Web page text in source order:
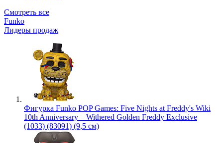
Смотреть все
Funko
Лидеры продаж
Фигурка Funko POP Games: Five Nights at Freddy's Wiki
10th Anniversary – Withered Golden Freddy Exclusive
(1033) (83091) (9,5 см)